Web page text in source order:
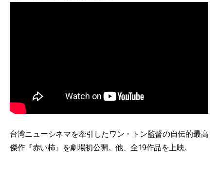
台湾ニューシネマを牽引したワン・トン監督の自伝的最高
傑作『赤い柿』を劇場初公開。他、全19作品を上映。